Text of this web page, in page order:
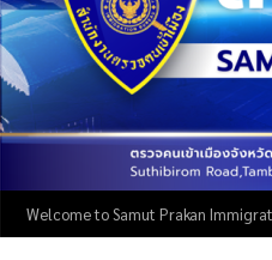
Welcome to Samut Prakan